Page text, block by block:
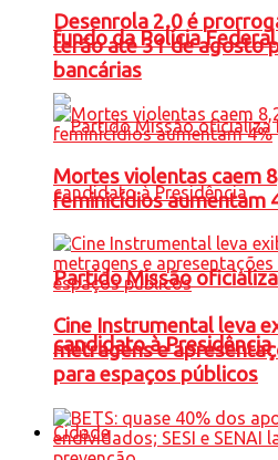
fundo da Polícia Federal
Partido Missão
candidato à Presidência
Cidade
Desenrola 2.0 é
terão até 31 de agosto
bancárias
Mortes violentas caem
feminicídios aumentam
Cine Instrumental leva
metragens e
para espaços públicos